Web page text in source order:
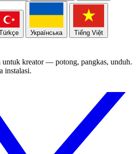
Українська Tiếng Việt
untuk kreator — potong, pangkas, unduh.
instalasi.